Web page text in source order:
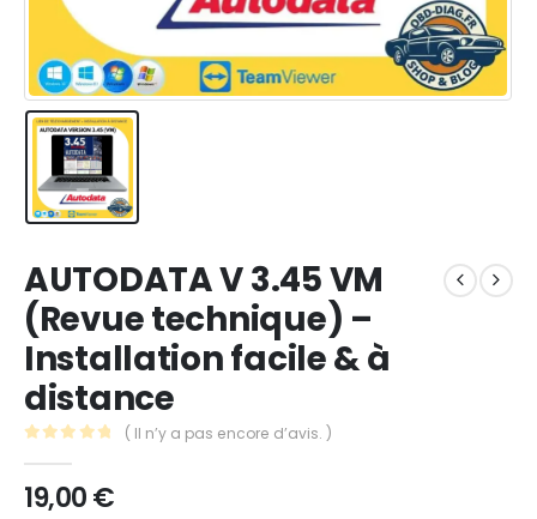
AUTODATA V 3.45 VM
(Revue technique) –
Installation facile & à
distance
( Il n’y a pas encore d’avis. )
19,00€